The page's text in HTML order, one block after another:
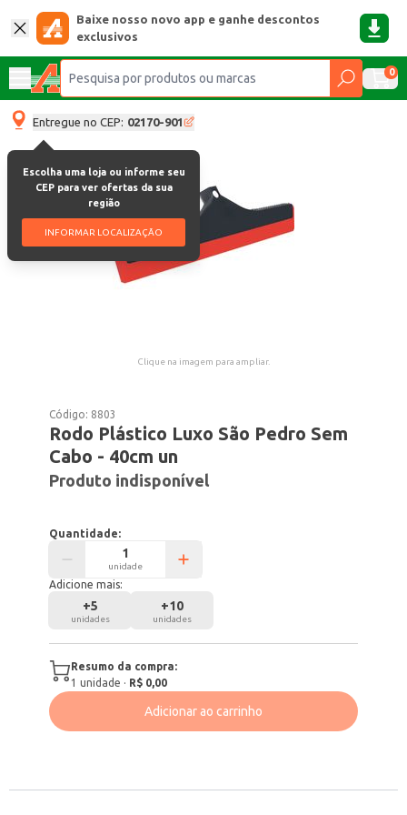
Baixe nosso novo app e ganhe descontos
exclusivos
0
Entregue no CEP: 02170-901
Escolha uma loja ou informe seu
CEP para ver ofertas da sua
região
INFORMAR LOCALIZAÇÃO
Clique na imagem para ampliar.
Código: 8803
Rodo Plástico Luxo São Pedro Sem
Cabo - 40cm un
Produto indisponível
Quantidade:
unidade
Adicione mais:
+5
unidades
+10
unidades
Resumo da compra:
1 unidade · R$ 0,00
Adicionar ao carrinho